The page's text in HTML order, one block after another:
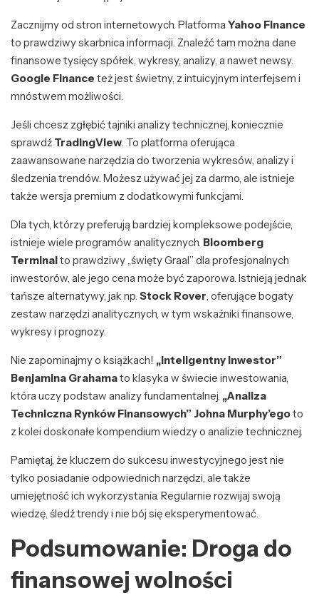
Zacznijmy od stron internetowych. Platforma Yahoo Finance
to prawdziwy skarbnica informacji. Znaleźć tam można dane
finansowe tysięcy spółek, wykresy, analizy, a nawet newsy.
Google Finance też jest świetny, z intuicyjnym interfejsem i
mnóstwem możliwości.
Jeśli chcesz zgłębić tajniki analizy technicznej, koniecznie
sprawdź TradingView. To platforma oferująca
zaawansowane narzędzia do tworzenia wykresów, analizy i
śledzenia trendów. Możesz używać jej za darmo, ale istnieje
także wersja premium z dodatkowymi funkcjami.
Dla tych, którzy preferują bardziej kompleksowe podejście,
istnieje wiele programów analitycznych. Bloomberg
Terminalto prawdziwy „święty Graal” dla profesjonalnych
inwestorów, ale jego cena może być zaporowa. Istnieją jednak
tańsze alternatywy, jak np. Stock Rover, oferujące bogaty
zestaw narzędzi analitycznych, w tym wskaźniki finansowe,
wykresy i prognozy.
Nie zapominajmy o książkach! „Inteligentny Inwestor”
Benjamina Grahamato klasyka w świecie inwestowania,
która uczy podstaw analizy fundamentalnej. „Analiza
Techniczna Rynków Finansowych” Johna Murphy’egoto
z kolei doskonałe kompendium wiedzy o analizie technicznej.
Pamiętaj, że kluczem do sukcesu inwestycyjnego jest nie
tylko posiadanie odpowiednich narzędzi, ale także
umiejętność ich wykorzystania. Regularnie rozwijaj swoją
wiedzę, śledź trendy i nie bój się eksperymentować.
Podsumowanie: Droga do
finansowej wolności